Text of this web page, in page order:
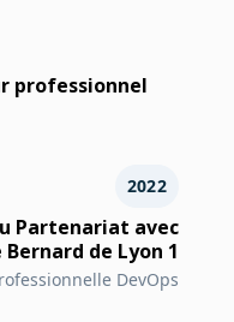
professionnel
2022
Partenariat avec
de Lyon 1
DevOps